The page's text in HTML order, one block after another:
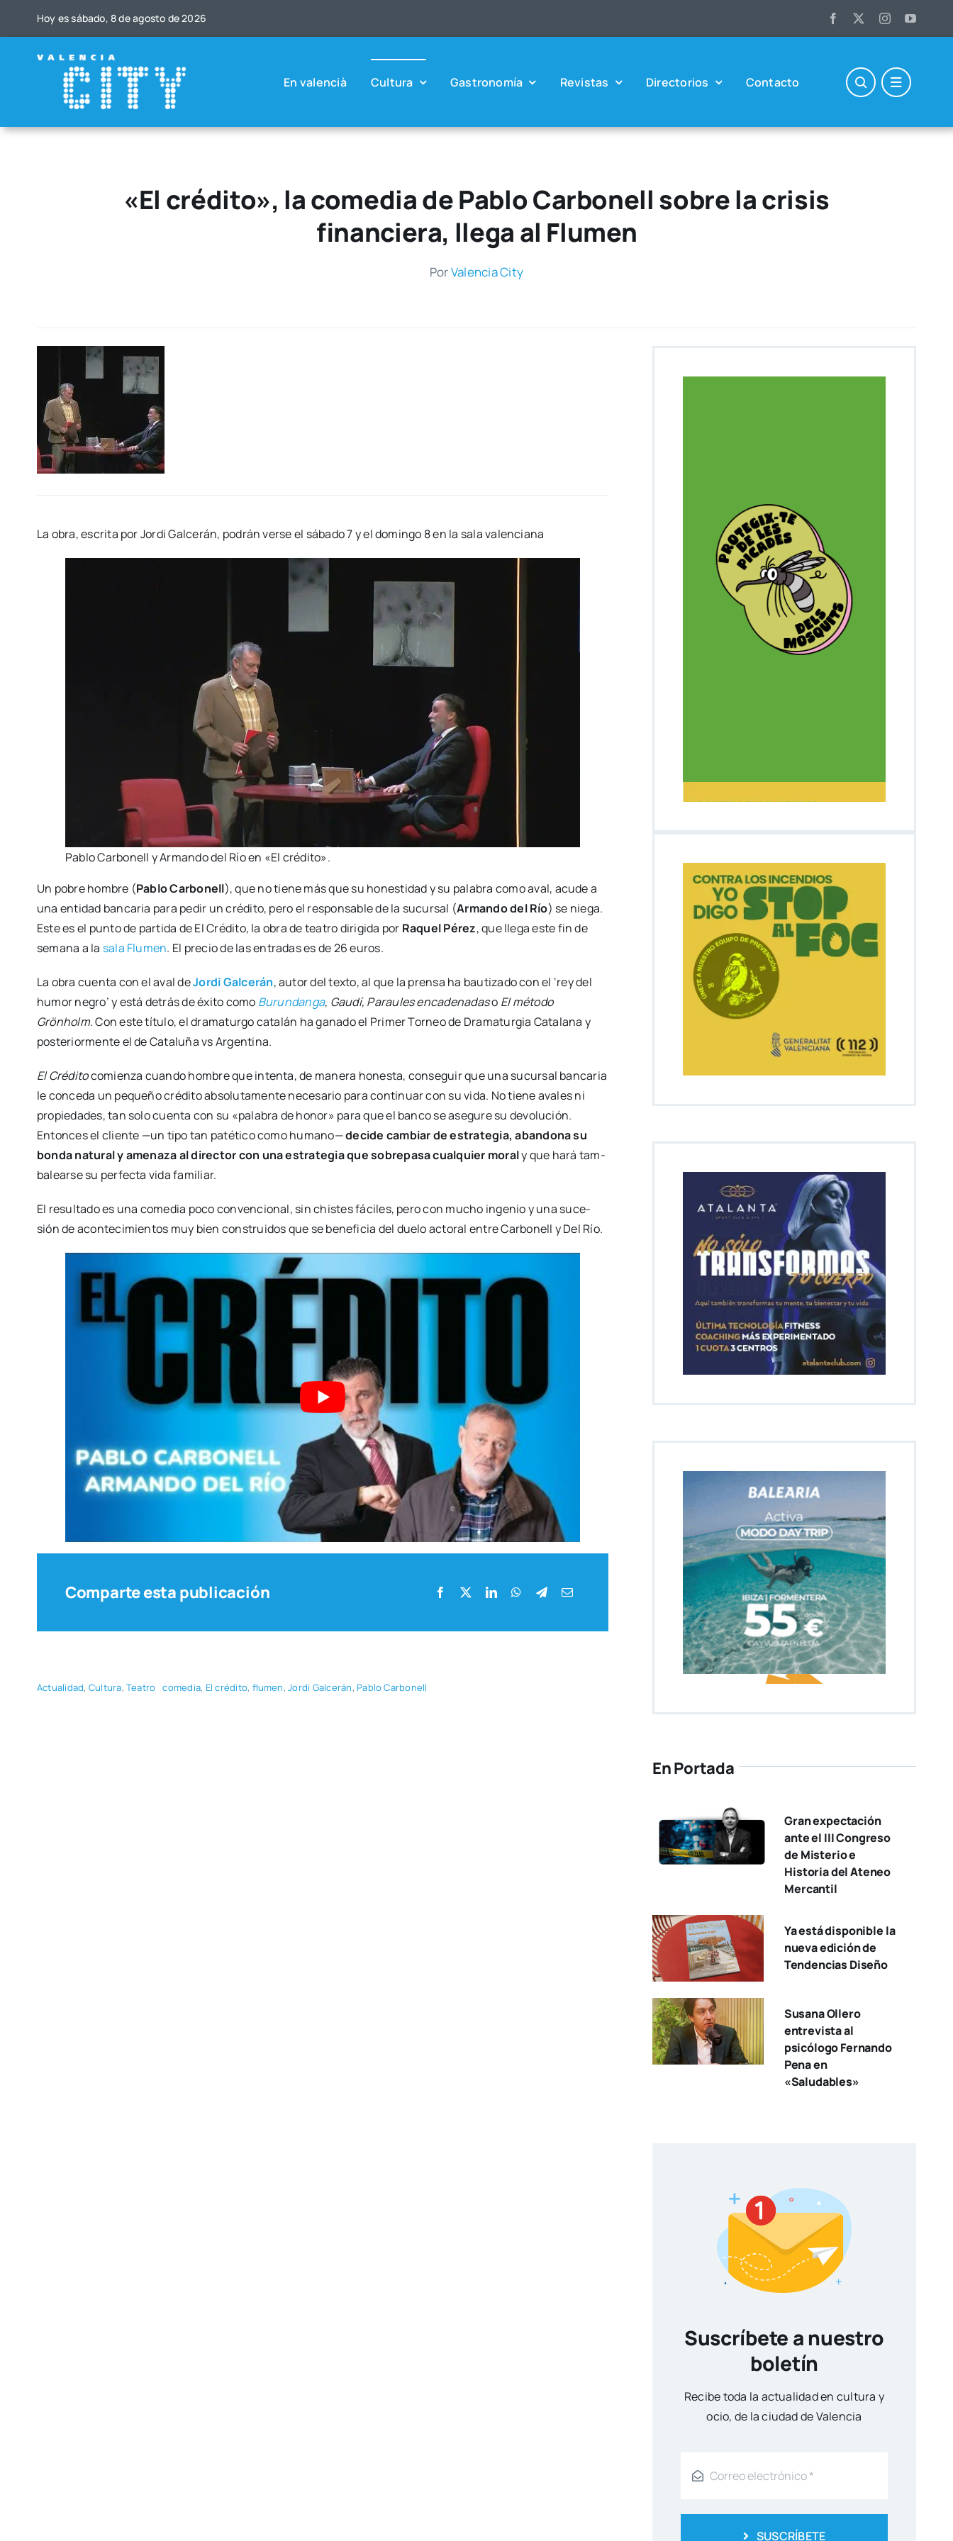
Hoy es sába­do, 8 de agos­to de 2026
En valen­cià Cul­tu­ra Gas­tro­no­mía Revis­tas Direc­to­rios Con­tac­to
«El crédito», la comedia de Pablo Carbonell sobre la crisis
financiera, llega al Flumen
PorValen­cia City
La obra, escri­ta por Jor­di Gal­ce­rán, podrán ver­se el sába­do 7 y el domin­go 8 en la sala valen­cia­na
Pablo Car­bo­nell y Arman­do del Río en «El cré­di­to».
Un pobre hom­bre (Pablo Car­bo­nell), que no tie­ne más que su hones­ti­dad y su pala­bra como aval, acu­de a
una enti­dad ban­ca­ria para pedir un cré­di­to, pero el res­pon­sa­ble de la sucur­sal (Arman­do del Río) se nie­ga.
Este es el pun­to de par­ti­da de El Cré­di­to, la obra de tea­tro diri­gi­da por Raquel Pérez, que lle­ga este fin de
sema­na a la sala Flumen. El pre­cio de las entra­das es de 26 euros.
La obra cuen­ta con el aval deJor­di Gal­ce­rán, autor del tex­to, al que la pren­sa ha bau­ti­za­do con el ‘rey del
humor negro’ y está detrás de éxi­to como Burun­dan­ga, Gau­dí, Para­ules enca­de­na­daso El méto­do
Grönholm. Con este títu­lo, el dra­ma­tur­go cata­lán ha gana­do el Pri­mer Tor­neo de Dra­ma­tur­gia Cata­la­na y
pos­te­rior­men­te el de Cata­lu­ña vs Argen­ti­na.
El Cré­di­tocomien­za cuan­do hom­bre que inten­ta, de mane­ra hones­ta, con­se­guir que una sucur­sal ban­ca­ria
le con­ce­da un peque­ño cré­di­to abso­lu­ta­men­te nece­sa­rio para con­ti­nuar con su vida. No tie­ne ava­les ni
pro­pie­da­des, tan solo cuen­ta con su «pala­bra de honor» para que el ban­co se ase­gu­re su devo­lu­ción.
Enton­ces el clien­te —un tipo tan paté­ti­co como humano—deci­de cam­biar de estra­te­gia, aban­do­na su
bon­da natu­ral y ame­na­za al direc­tor con una estra­te­gia que sobre­pa­sa cual­quier moraly que hará tam­
ba­lear­se su per­fec­ta vida fami­liar.
El resul­ta­do es una come­dia poco con­ven­cio­nal, sin chis­tes fáci­les, pero con mucho inge­nio y una suce­
sión de acon­te­ci­mien­tos muy bien cons­trui­dos que se bene­fi­cia del due­lo acto­ral entre Car­bo­nell y Del Río.
Comparte esta publicación
Actua­li­dad, Cul­tu­ra, Tea­tro come­dia, El cré­di­to, flu­men,Jor­di Gal­ce­rán, Pablo Car­bo­nell
En Portada
Gran expectación
ante el III Congreso
de Misterio e
Historia del Ateneo
Mercantil
Ya está disponible la
nueva edición de
Tendencias Diseño
Susana Ollero
entrevista al
psicólogo Fernando
Pena en
«Saludables»
Suscríbete a nuestro
boletín
Reci­be toda la actua­li­dad en cul­tu­ra y
ocio, de la ciu­dad de Valen­cia
SUSCRÍBETE